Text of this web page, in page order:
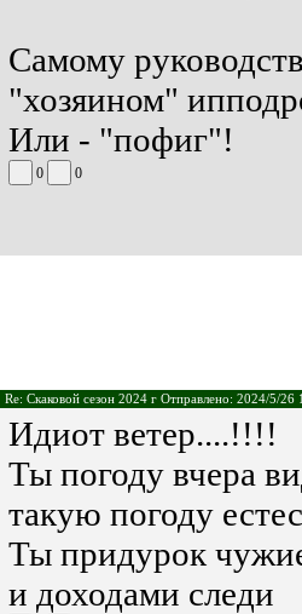
Самому
"хозяином"
Или - "пофиг"!
0 0
Re: Скаковой сезон 2024 г Отправлено: 2024/5/26
Идиот ветер....!!!!
Ты погоду вчера
такую погоду
Ты придурок
и доходами следи